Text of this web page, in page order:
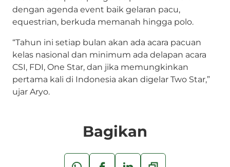
dengan agenda event baik gelaran pacu,
equestrian, berkuda memanah hingga polo.
“Tahun ini setiap bulan akan ada acara pacuan
kelas nasional dan minimum ada delapan acara
CSI, FDI, One Star, dan jika memungkinkan
pertama kali di Indonesia akan digelar Two Star,”
ujar Aryo.
Bagikan